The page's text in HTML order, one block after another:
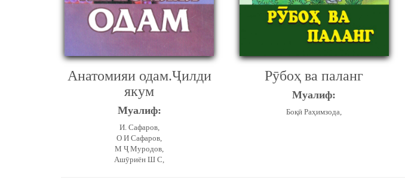
Анатомияи одам.Ҷилди
якум
Муалиф:
И. Сафаров,
О И Сафаров,
М Ҷ Муродов,
Ашӯриён Ш С,
Рӯбоҳ ва паланг
Муалиф:
Боқӣ Раҳимзода,